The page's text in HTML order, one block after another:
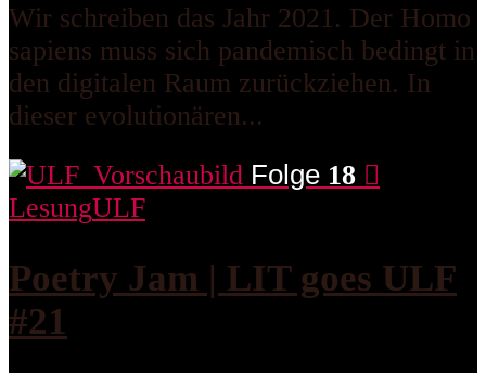
Wir schreiben das Jahr 2021. Der Homo
sapiens muss sich pandemisch bedingt in
den digitalen Raum zurückziehen. In
dieser evolutionären...
Folge 18
LesungULF
Poetry Jam | LIT goes ULF
#21